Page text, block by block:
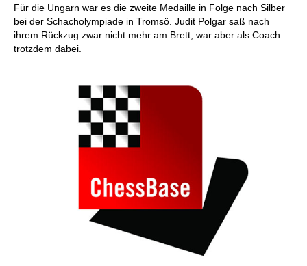
Für die Ungarn war es die zweite Medaille in Folge nach Silber
bei der Schacholympiade in Tromsö. Judit Polgar saß nach
ihrem Rückzug zwar nicht mehr am Brett, war aber als Coach
trotzdem dabei.